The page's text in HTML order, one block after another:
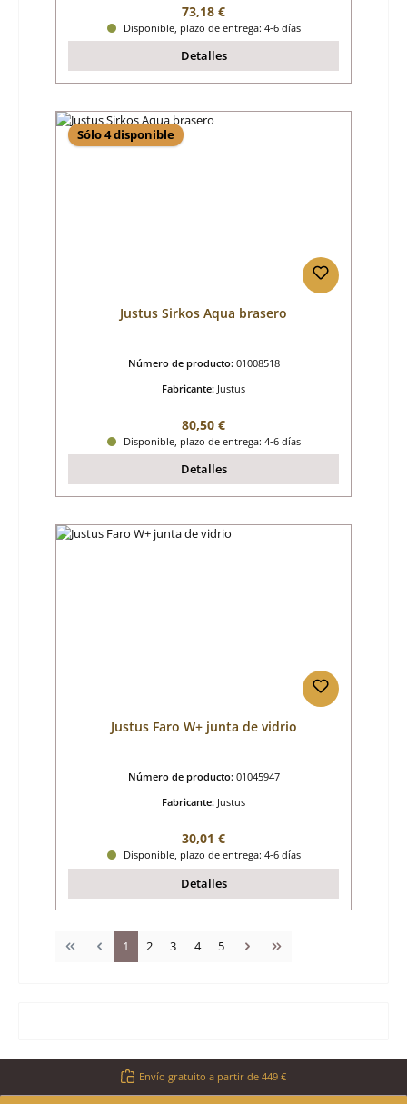
Precio normal:
73,18 €
Disponible, plazo de entrega: 4-6 días
Detalles
Sólo 4 disponible
Justus Sirkos Aqua brasero
Número de producto: 01008518
Fabricante: Justus
Precio normal:
80,50 €
Disponible, plazo de entrega: 4-6 días
Detalles
Justus Faro W+ junta de vidrio
Número de producto: 01045947
Fabricante: Justus
Precio normal:
30,01 €
Disponible, plazo de entrega: 4-6 días
Detalles
Página
1 Página
2 Página
3 Página
4 Página
5
Envío gratuito a partir de 449 €